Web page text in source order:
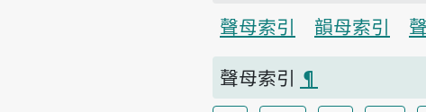
聲母索引 韻母索引
聲母索引 ¶